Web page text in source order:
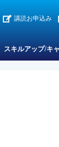
講読お申込み
スキルアップ/キ